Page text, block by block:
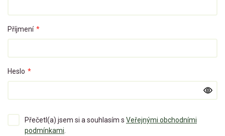
Příjmení *
Heslo *
Přečetl(a) jsem si a souhlasím s Veřejnými obchodními
podmínkami.